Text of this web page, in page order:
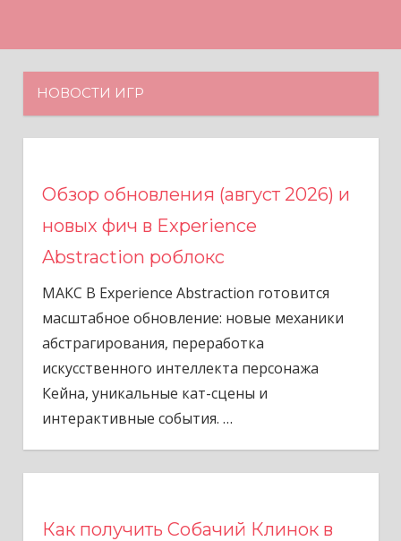
НОВОСТИ ИГР
Обзор обновления (август 2026) и
новых фич в Experience
Abstraction роблокс
МАКС В Experience Abstraction готовится
масштабное обновление: новые механики
абстрагирования, переработка
искусственного интеллекта персонажа
Кейна, уникальные кат-сцены и
интерактивные события. …
Как получить Собачий Клинок в